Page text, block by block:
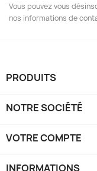
Vous pouvez vous
nos informations de
PRODUITS
NOTRE SOCIÉTÉ
VOTRE COMPTE
INFORMATIONS